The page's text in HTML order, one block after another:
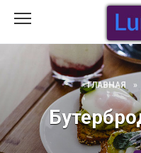
содержанию
ГЛАВНАЯ »